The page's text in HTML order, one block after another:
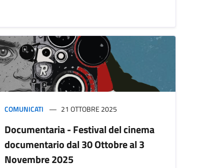
COMUNICATI 21 OTTOBRE 2025
Documentaria - Festival del cinema
documentario dal 30 Ottobre al 3
Novembre 2025